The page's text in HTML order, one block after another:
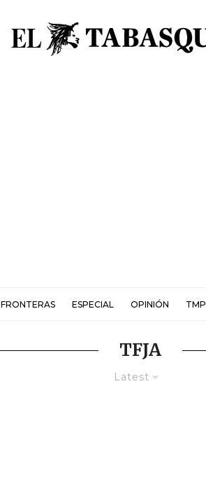
FRONTERAS ESPECIAL OPINIÓN TMP
TFJA
Latest